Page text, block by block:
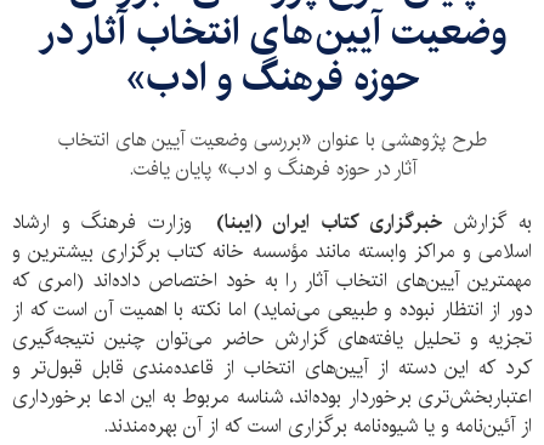
وضعیت آیین‌های انتخاب آثار در
حوزه فرهنگ و ادب»
طرح پژوهشی با عنوان «بررسی وضعیت آیین های انتخاب
آثار در حوزه فرهنگ و ادب» پایان یافت.
به گزارشخبرگزاری کتاب ایران (ایبنا) وزارت فرهنگ و ارشاد
اسلامی و مراکز وابسته مانند مؤسسه خانه کتاب برگزاری بیشترین و
مهمترین آیین‌های انتخاب آثار را به خود اختصاص داده‌اند (امری که
دور از انتظار نبوده و طبیعی می‌نماید) اما نکته با اهمیت آن است که از
تجزیه و تحلیل یافته‌های گزارش حاضر می‌توان چنین نتیجه‌گیری
کرد که این دسته از آیین‌های انتخاب از قاعده‌مندی قابل قبول‌تر و
اعتباربخش‌تری برخوردار بوده‌اند، شناسه مربوط به این ادعا برخورداری
از آئین‌نامه و یا شیوه‌نامه برگزاری است که از آن بهره‌مندند.